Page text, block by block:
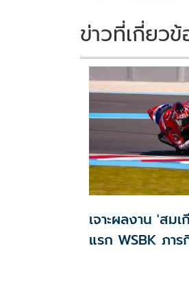
k k
ข่าวที่เกี่ยว
เจาะผลงาน 'สม
แรก WSBK ภา